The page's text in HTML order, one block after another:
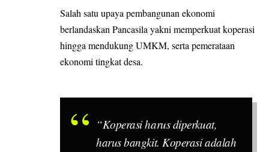
Salah satu upaya pembangunan ekonomi
berlandaskan Pancasila yakni memperkuat koperasi
hingga mendukung UMKM, serta pemerataan
ekonomi tingkat desa.
“Koperasi harus diperkuat,
harus bangkit. Koperasi adalah